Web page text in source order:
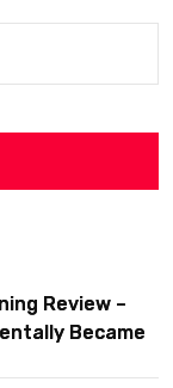
Review –
Became